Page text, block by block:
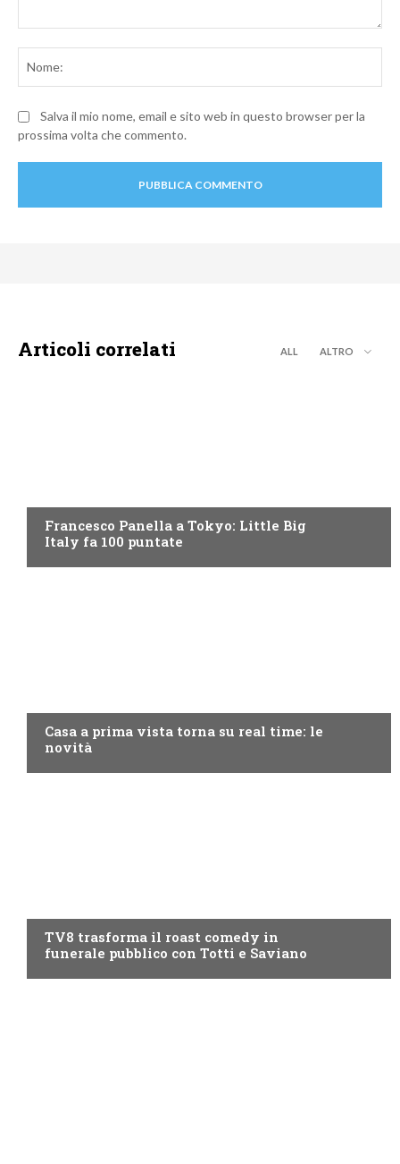
Salva il mio nome, email e sito web in questo browser per la
prossima volta che commento.
Articoli correlati ALL ALTRO
Francesco Panella a Tokyo: Little Big
Italy fa 100 puntate
Casa a prima vista torna su real time: le
novità
TV8 trasforma il roast comedy in
funerale pubblico con Totti e Saviano